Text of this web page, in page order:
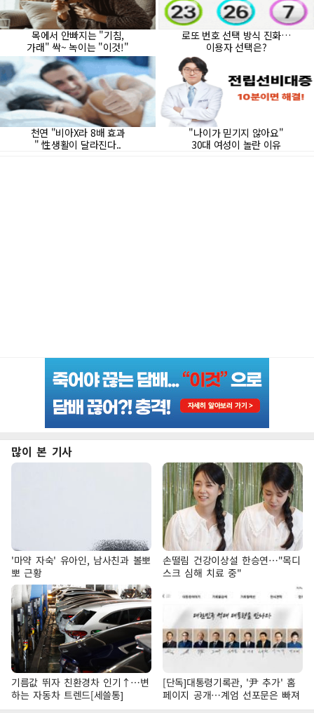
많이 본 기사
'마약 자숙' 유아인, 남사친과 볼뽀
뽀 근황
손떨림 건강이상설 한승연…"목디
스크 심해 치료 중"
기름값 뛰자 친환경차 인기↑…변
하는 자동차 트렌드[세쓸통]
[단독]대통령기록관, '尹 추가' 홈
페이지 공개…계엄 선포문은 빠져